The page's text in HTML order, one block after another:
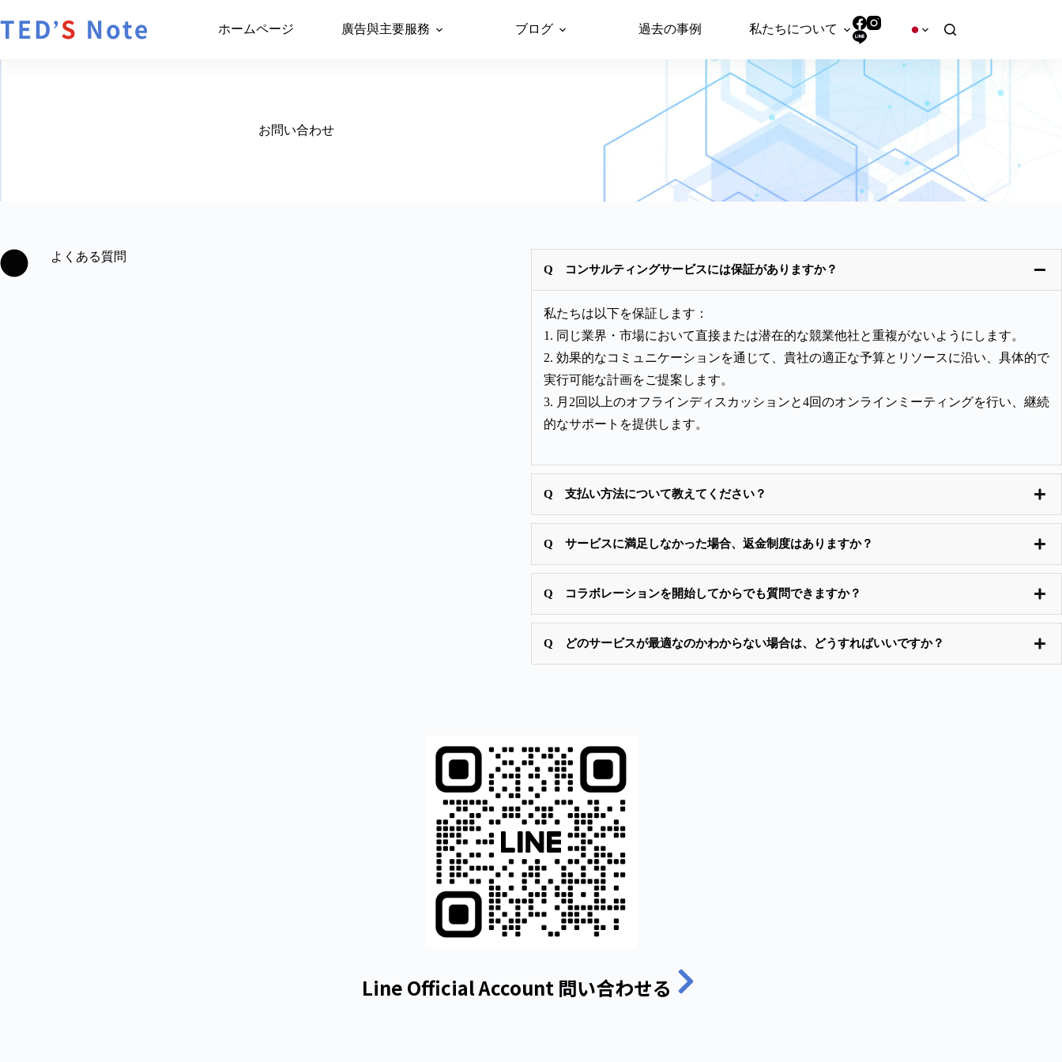
至
主
要
ホームページ 廣告與主要服務 ブログ 過去の事例 私たちについて
お問い合わせ
よくある質問
Q コンサルティングサービスには保証がありますか？
私たちは以下を保証します：
1. 同じ業界・市場において直接または潜在的な競業他社と重複がないようにします。
2. 効果的なコミュニケーションを通じて、貴社の適正な予算とリソースに沿い、具体的で
実行可能な計画をご提案します。
3. 月2回以上のオフラインディスカッションと4回のオンラインミーティングを行い、継続
的なサポートを提供します。
Q 支払い方法について教えてください？
Q サービスに満足しなかった場合、返金制度はありますか？
Q コラボレーションを開始してからでも質問できますか？
Q どのサービスが最適なのかわからない場合は、どうすればいいですか？
Line Official Account 問い合わせる